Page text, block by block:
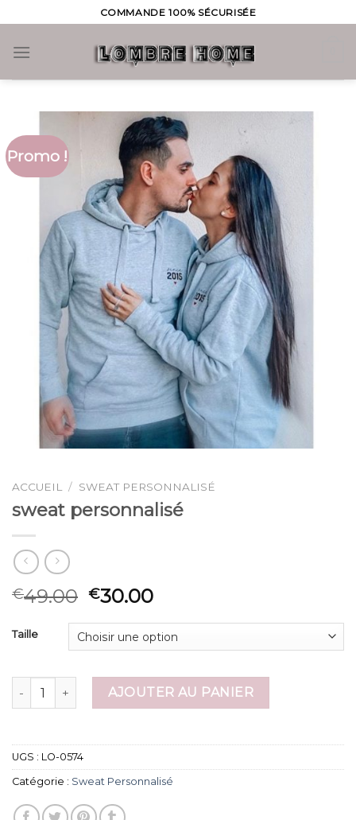
to
content
COMMANDE 100% SÉCURISÉE
Promo !
ACCUEIL / SWEAT PERSONNALISÉ
sweat personnalisé
€49.00 €30.00
Taille
quantité de sweat personnalisé
AJOUTER AU PANIER
UGS : LO-0574
Catégorie : Sweat Personnalisé